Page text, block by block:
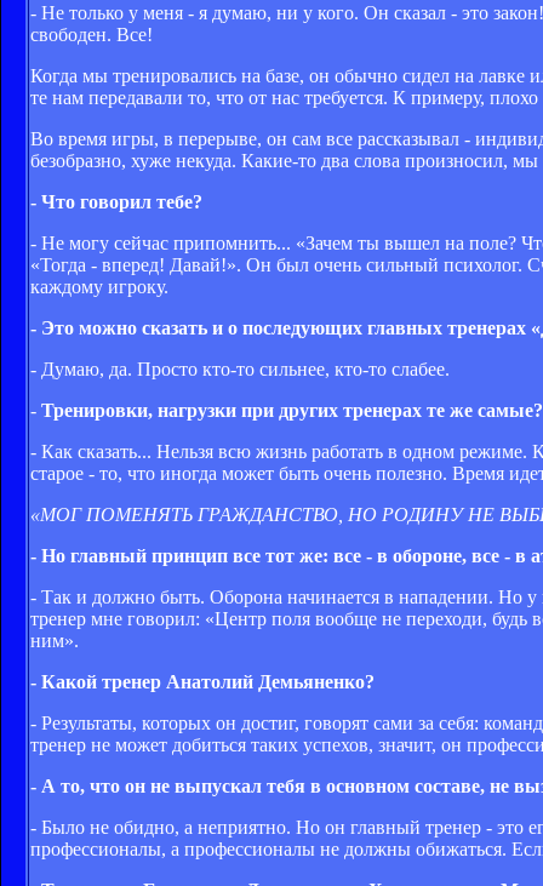
- Не только у меня - я думаю, ни у кого. Он сказал - это
свободен. Все!
Когда мы тренировались на базе, он обычно сидел на
те нам передавали то, что от нас требуется. К примеру,
Во время игры, в перерыве, он сам все рассказывал -
безобразно, хуже некуда. Какие-то два слова произносил,
- Что говорил тебе?
- Не могу сейчас припомнить... «Зачем ты вышел на поле?
«Тогда - вперед! Давай!». Он был очень сильный психолог.
каждому игроку.
- Это можно сказать и о последующих главных тренерах
- Думаю, да. Просто кто-то сильнее, кто-то слабее.
- Тренировки, нагрузки при других тренерах те же самые?
- Как сказать... Нельзя всю жизнь работать в одном
старое - то, что иногда может быть очень полезно. Время
«МОГ ПОМЕНЯТЬ ГРАЖДАНСТВО, НО РОДИНУ НЕ
- Но главный принцип все тот же: все - в обороне, все - в
- Так и должно быть. Оборона начинается в нападении. Но у
тренер мне говорил: «Центр поля вообще не переходи,
ним».
- Какой тренер Анатолий Демьяненко?
- Результаты, которых он достиг, говорят сами за себя:
тренер не может добиться таких успехов, значит, он
- А то, что он не выпускал тебя в основном составе, не
- Было не обидно, а неприятно. Но он главный тренер - это
профессионалы, а профессионалы не должны обижаться.